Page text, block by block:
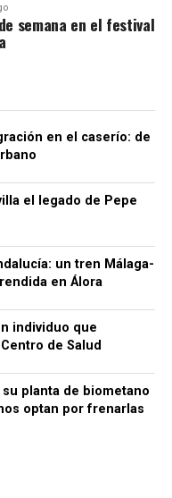
semana en el festival
en el caserío: de
el legado de Pepe
un tren Málaga-
en Álora
individuo que
de Salud
planta de biometano
optan por frenarlas